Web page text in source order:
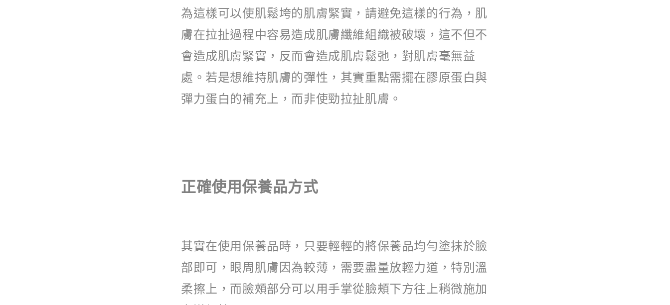
為這樣可以使肌鬆垮的肌膚緊實，請避免這樣的行為，肌
膚在拉扯過程中容易造成肌膚纖維組織被破壞，這不但不
會造成肌膚緊實，反而會造成肌膚鬆弛，對肌膚毫無益
處。若是想維持肌膚的彈性，其實重點需擺在膠原蛋白與
彈力蛋白的補充上，而非使勁拉扯肌膚。
正確使用保養品方式
其實在使用保養品時，只要輕輕的將保養品均勻塗抹於臉
部即可，眼周肌膚因為較薄，需要盡量放輕力道，特別溫
柔擦上，而臉頰部分可以用手掌從臉頰下方往上稍微施加